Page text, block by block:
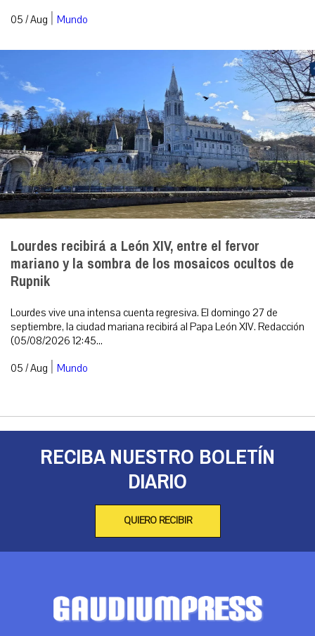
05 / Aug | Mundo
Lourdes recibirá a León XIV, entre el fervor
mariano y la sombra de los mosaicos ocultos de
Rupnik
Lourdes vive una intensa cuenta regresiva. El domingo 27 de
septiembre, la ciudad mariana recibirá al Papa León XIV. Redacción
(05/08/2026 12:45...
05 / Aug | Mundo
RECIBA NUESTRO BOLETÍN
DIARIO
QUIERO RECIBIR